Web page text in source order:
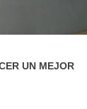
UN MEJOR